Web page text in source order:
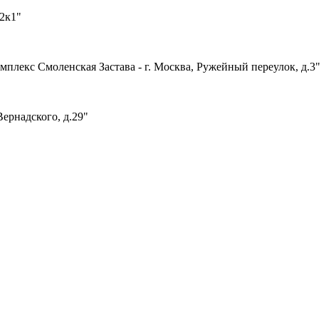
Смоленская Застава - г. Москва, Ружейный переулок, д.3"
д.29"